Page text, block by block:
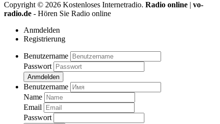
Copyright © 2026 Kostenloses Internetradio. Radio online | vo-
radio.de - Hören Sie Radio online
Anmdelden
Registrierung
Benutzername
Passwort
Anmdelden
Benutzername
Name
Email
Passwort